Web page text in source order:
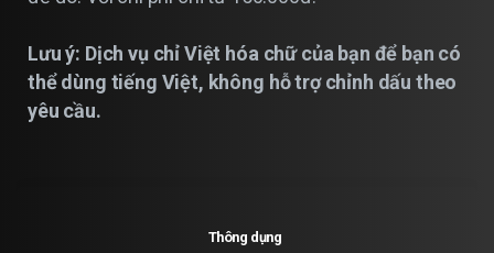
Lưu ý: Dịch vụ chỉ Việt hóa chữ của bạn để bạn có
thể dùng tiếng Việt, không hỗ trợ chỉnh dấu theo
yêu cầu.
Thông dụng